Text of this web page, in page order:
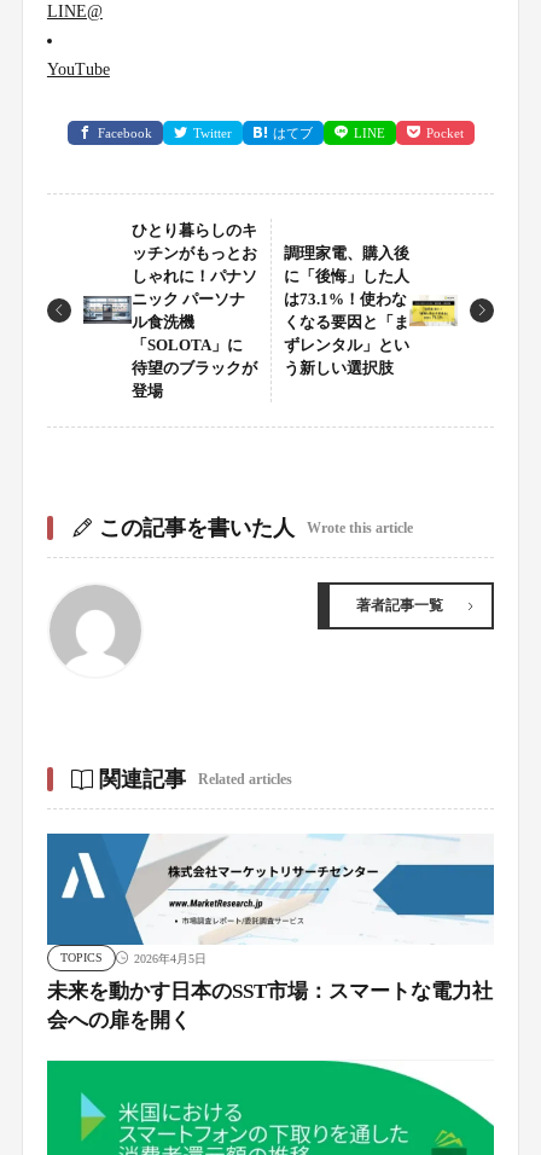
LINE@
YouTube
Facebook Twitter はてブ LINE Pocket
ひとり暮らしのキ
ッチンがもっとお
しゃれに！パナソ
ニック パーソナ
ル食洗機
「SOLOTA」に
待望のブラックが
登場
調理家電、購入後
に「後悔」した人
は73.1%！使わな
くなる要因と「ま
ずレンタル」とい
う新しい選択肢
この記事を書いた人 Wrote this article
著者記事一覧
関連記事 Related articles
TOPICS 2026年4月5日
未来を動かす日本のSST市場：スマートな電力社
会への扉を開く